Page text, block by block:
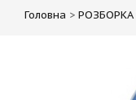
Головна > РОЗБОРКА